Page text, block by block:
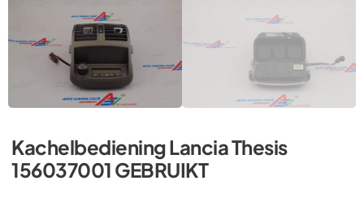
Kachelbediening Lancia Thesis
156037001 GEBRUIKT